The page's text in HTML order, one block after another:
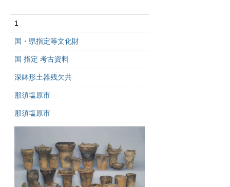
1
国・県指定等文化財
国 指定 考古資料
深鉢形土器残欠共
那須塩原市
那須塩原市